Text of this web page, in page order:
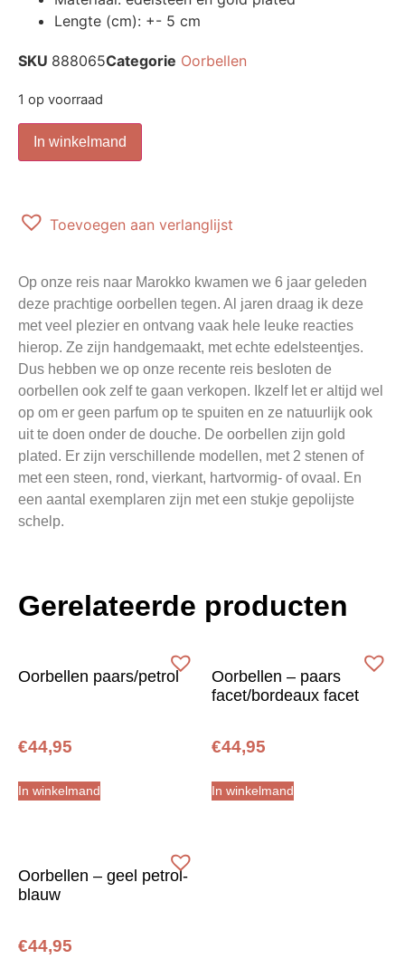
Lengte (cm): +- 5 cm
SKU 888065Categorie Oorbellen
1 op voorraad
In winkelmand
Toevoegen aan verlanglijst
Op onze reis naar Marokko kwamen we 6 jaar geleden
deze prachtige oorbellen tegen. Al jaren draag ik deze
met veel plezier en ontvang vaak hele leuke reacties
hierop. Ze zijn handgemaakt, met echte edelsteentjes.
Dus hebben we op onze recente reis besloten de
oorbellen ook zelf te gaan verkopen. Ikzelf let er altijd wel
op om er geen parfum op te spuiten en ze natuurlijk ook
uit te doen onder de douche. De oorbellen zijn gold
plated. Er zijn verschillende modellen, met 2 stenen of
met een steen, rond, vierkant, hartvormig- of ovaal. En
een aantal exemplaren zijn met een stukje gepolijste
schelp.
Gerelateerde producten
Oorbellen paars/petrol
€44,95
In winkelmand
Oorbellen – paars
facet/bordeaux facet
€44,95
In winkelmand
Oorbellen – geel petrol-
blauw
€44,95